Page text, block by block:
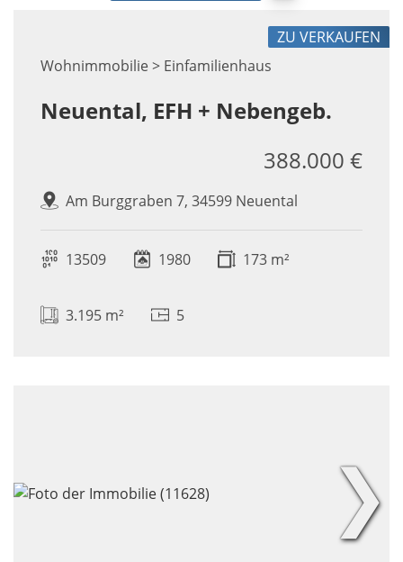
Wohnimmobilie > Einfamilienhaus
ZU VERKAUFEN
Neuental, EFH + Nebengeb.
Am Burggraben 7, 34599 Neuental
388.000 €
13509 1980 173 m²
3.195 m² 5
❯